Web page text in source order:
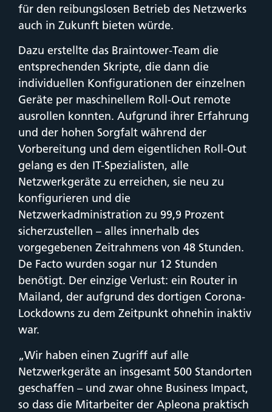
für den reibungslosen Betrieb des Netzwerks
auch in Zukunft bieten würde.
Dazu erstellte das Braintower-Team die
entsprechenden Skripte, die dann die
individuellen Konfigurationen der einzelnen
Geräte per maschinellem Roll-Out remote
ausrollen konnten. Aufgrund ihrer Erfahrung
und der hohen Sorgfalt während der
Vorbereitung und dem eigentlichen Roll-Out
gelang es den IT-Spezialisten, alle
Netzwerkgeräte zu erreichen, sie neu zu
konfigurieren und die
Netzwerkadministration zu 99,9 Prozent
sicherzustellen – alles innerhalb des
vorgegebenen Zeitrahmens von 48 Stunden.
De Facto wurden sogar nur 12 Stunden
benötigt. Der einzige Verlust: ein Router in
Mailand, der aufgrund des dortigen Corona-
Lockdowns zu dem Zeitpunkt ohnehin inaktiv
war.
„Wir haben einen Zugriff auf alle
Netzwerkgeräte an insgesamt 500 Standorten
geschaffen – und zwar ohne Business Impact,
so dass die Mitarbeiter der Apleona praktisch